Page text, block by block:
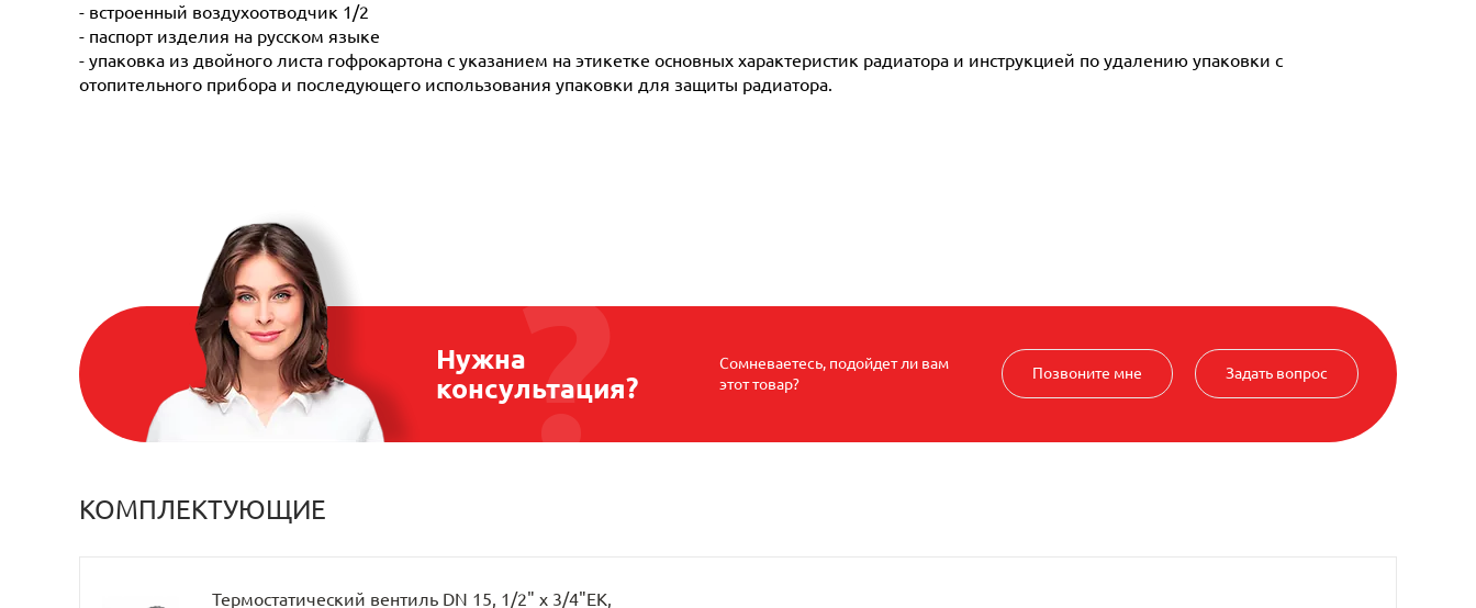
- встроенный воздухоотводчик 1/2
- паспорт изделия на русском языке
- упаковка из двойного листа гофрокартона с указанием на этикетке основных характеристик радиатора и инструкцией по удалению упаковки с
отопительного прибора и последующего использования упаковки для защиты радиатора.
Нужна
консультация?
Сомневаетесь, подойдет ли вам
этот товар?
Позвоните мне Задать вопрос
КОМПЛЕКТУЮЩИЕ
Термостатический вентиль DN 15, 1/2" х 3/4"EK,